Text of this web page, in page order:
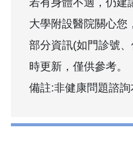
若有身體不適，仍建
大學附設醫院關心您
部分資訊(如門診號
時更新，僅供參考。
備註:非健康問題諮